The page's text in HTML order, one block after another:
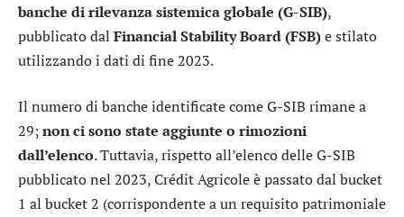
banche di rilevanza sistemica globale (G-SIB),
pubblicato dal Financial Stability Board (FSB)e stilato
utilizzando i dati di fine 2023.
Il numero di banche identificate come G-SIB rimane a
29;non ci sono state aggiunte o rimozioni
dall’elenco. Tuttavia, rispetto all’elenco delle G-SIB
pubblicato nel 2023, Crédit Agricole è passato dal bucket
1 al bucket 2 (corrispondente a un requisito patrimoniale